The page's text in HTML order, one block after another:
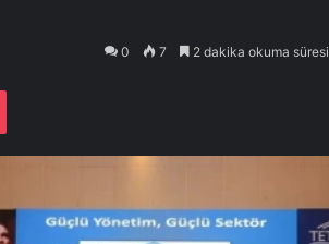
0 7 2 dakika okuma süresi
Pocket